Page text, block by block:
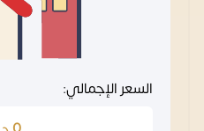
السعر الإجمالي: